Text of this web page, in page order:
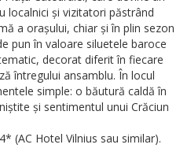
localnici și vizitatori păstrând
a orașului, chiar și în plin sezon
pun în valoare siluetele baroce
decorat diferit în fiecare
întregului ansamblu. În locul
simple: o băutură caldă în
și sentimentul unui Crăciun
(AC Hotel Vilnius sau similar).